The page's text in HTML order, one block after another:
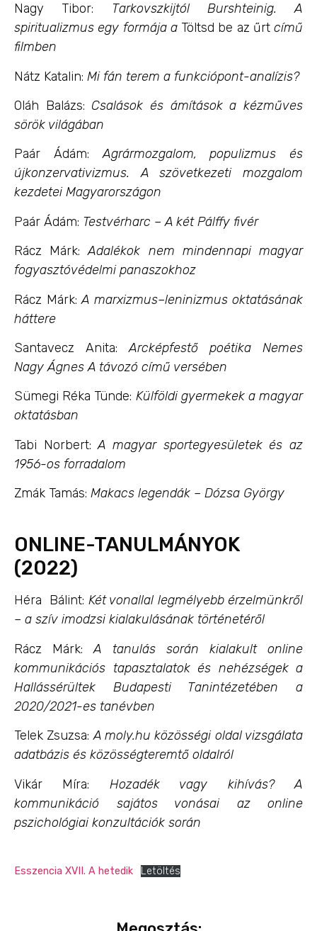
Nagy Tibor: Tarkovszkijtól Burshteinig. A
spiritualizmus egy formája a Töltsd be az űrt című
filmben
Nátz Katalin: Mi fán terem a funkciópont-analízis?
Oláh Balázs: Csalások és ámítások a kézműves
sörök világában
Paár Ádám:Agrármozgalom, populizmus és
újkonzervativizmus.
A szövetkezeti mozgalom
kezdetei Magyarországon
Paár Ádám: Testvérharc – A két Pálffy fivér
Rácz Márk:Adalékok nem mindennapi magyar
fogyasztóvédelmi panaszokhoz
Rácz Márk:A marxizmus–leninizmus oktatásának
háttere
Santavecz Anita:Arcképfestő poétika Nemes
Nagy Ágnes A távozó című versében
Sümegi Réka Tünde: Külföldi gyermekek a magyar
oktatásban
Tabi Norbert:A magyar sportegyesületek és az
1956-os forradalom
Zmák Tamás: Makacs legendák – Dózsa György
ONLINE-TANULMÁNYOK
(2022)
Héra Bálint: Két vonallal legmélyebb érzelmünkről
– a szív imodzsi kialakulásának történetéről
Rácz Márk:A tanulás során kialakult online
kommunikációs tapasztalatok és nehézségek a
Hallássérültek Budapesti Tanintézetében
a
2020/2021-es tanévben
Telek Zsuzsa:A moly.hu közösségi oldal vizsgálata
adatbázis és közösségteremtő oldalról
Vikár Míra: Hozadék vagy kihívás? A
kommunikáció sajátos vonásai
az online
pszichológiai konzultációk során
Esszencia XVII. A hetedik Letöltés